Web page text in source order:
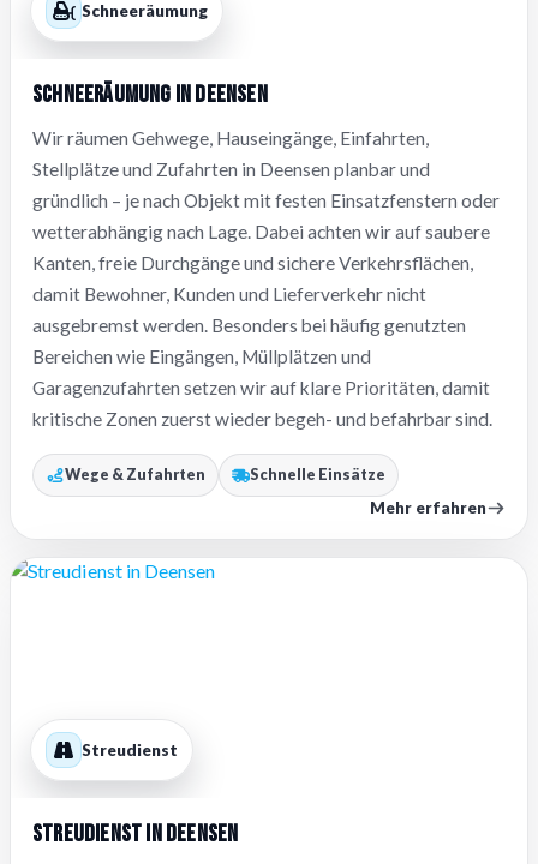
Schneeräumung
Schneeräumung in Deensen
Wir räumen Gehwege, Hauseingänge, Einfahrten,
Stellplätze und Zufahrten in Deensen planbar und
gründlich – je nach Objekt mit festen Einsatzfenstern oder
wetterabhängig nach Lage. Dabei achten wir auf saubere
Kanten, freie Durchgänge und sichere Verkehrsflächen,
damit Bewohner, Kunden und Lieferverkehr nicht
ausgebremst werden. Besonders bei häufig genutzten
Bereichen wie Eingängen, Müllplätzen und
Garagenzufahrten setzen wir auf klare Prioritäten, damit
kritische Zonen zuerst wieder begeh- und befahrbar sind.
Wege & Zufahrten Schnelle Einsätze
Mehr erfahren
Streudienst
Streudienst in Deensen